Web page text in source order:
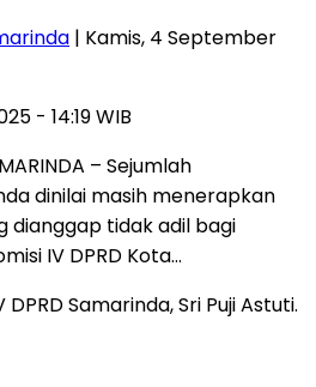
| Kamis, 4 September
- 14:19 WIB
– Sejumlah
dinilai masih menerapkan
tidak adil bagi
IV DPRD Kota…